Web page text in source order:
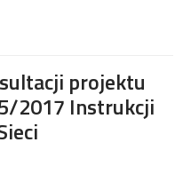
projektu
2017 Instrukcji